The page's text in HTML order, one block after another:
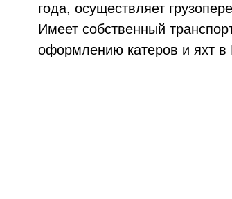
года, осуществляет
Имеет собственный
оформлению катеров и яхт в